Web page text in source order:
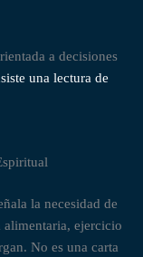
a decisiones
una lectura de
la necesidad de
alimentaria, ejercicio
No es una carta